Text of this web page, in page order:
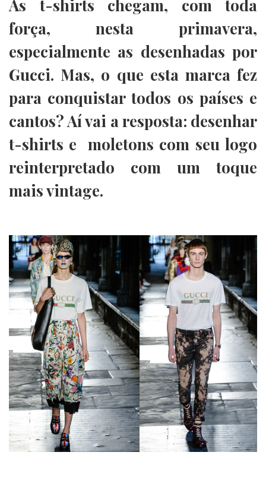
As t-shirts chegam, com toda
força, nesta primavera,
especialmente as desenhadas por
Gucci. Mas, o que esta marca fez
para conquistar todos os países e
cantos? Aí vai a resposta: desenhar
t-shirts e moletons com seu logo
reinterpretado com um toque
mais vintage.